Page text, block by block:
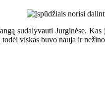
sudalyvauti Jurginėse.
viskas buvo nauja ir